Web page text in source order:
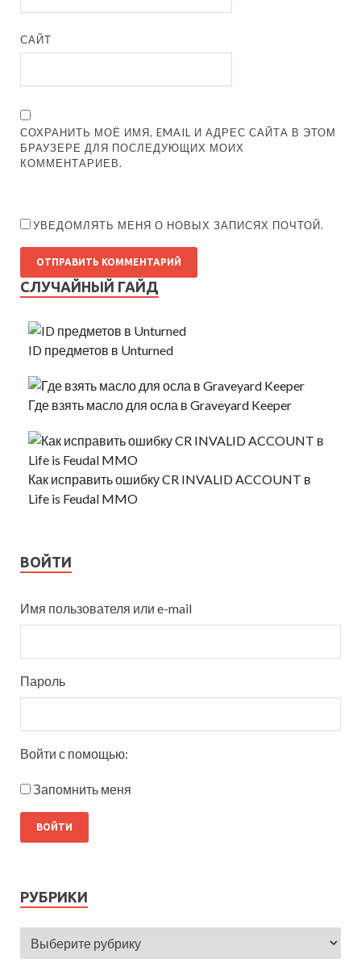
САЙТ
СОХРАНИТЬ МОЁ ИМЯ, EMAIL И АДРЕС САЙТА В ЭТОМ
БРАУЗЕРЕ ДЛЯ ПОСЛЕДУЮЩИХ МОИХ
КОММЕНТАРИЕВ.
УВЕДОМЛЯТЬ МЕНЯ О НОВЫХ ЗАПИСЯХ ПОЧТОЙ.
СЛУЧАЙНЫЙ ГАЙД
ID предметов в Unturned
Где взять масло для осла в Graveyard Keeper
Как исправить ошибку CR INVALID ACCOUNT в
Life is Feudal MMO
ВОЙТИ
Имя пользователя или e-mail
Пароль
Войти с помощью:
Запомнить меня
РУБРИКИ